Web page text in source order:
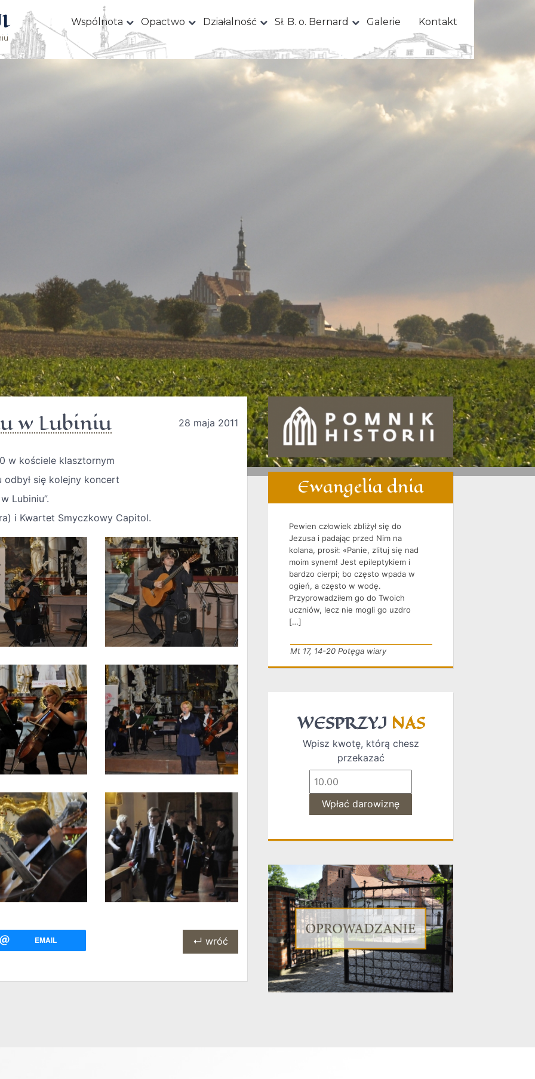
Wspólnota Opactwo Działalność Sł. B. o. Bernard Galerie Kontakt
w Lubiniu 28 maja 2011
w kościele klasztornym
się kolejny koncert
Lubiniu”.
i Kwartet Smyczkowy Capitol.
EMAIL ↵ wróć
Ewangelia dnia
Pewien człowiek zbliżył się do
Jezusa i padając przed Nim na
kolana, prosił: «Panie, zlituj się nad
moim synem! Jest epileptykiem i
bardzo cierpi; bo często wpada w
ogień, a często w wodę.
Przyprowadziłem go do Twoich
uczniów, lecz nie mogli go uzdro
[…]
Mt 17, 14-20 Potęga wiary
WESPRZYJ NAS
Wpisz kwotę, którą chesz
przekazać